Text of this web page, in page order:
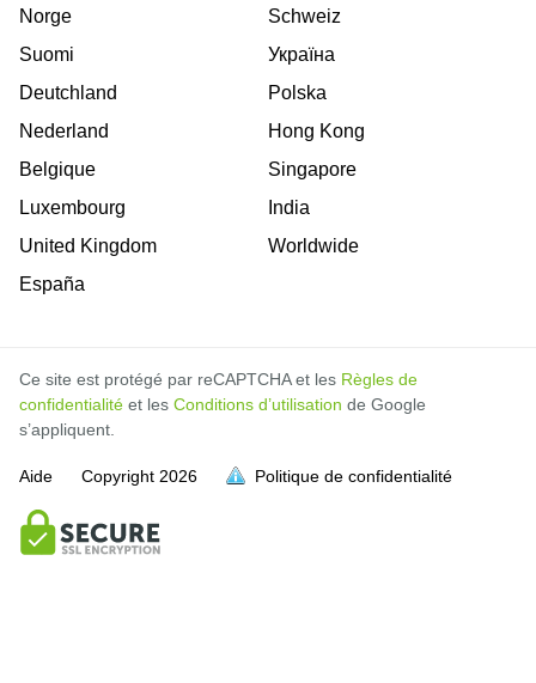
Norge
Suomi
Deutchland
Nederland
Belgique
Luxembourg
United Kingdom
España
Schweiz
Україна
Polska
Hong Kong
Singapore
India
Worldwide
Ce site est protégé par reCAPTCHA et les Règles de
confidentialité et les Conditions d’utilisation de Google
s’appliquent.
Aide Copyright 2026 Politique de confidentialité